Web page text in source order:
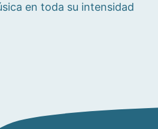
en toda su intensidad